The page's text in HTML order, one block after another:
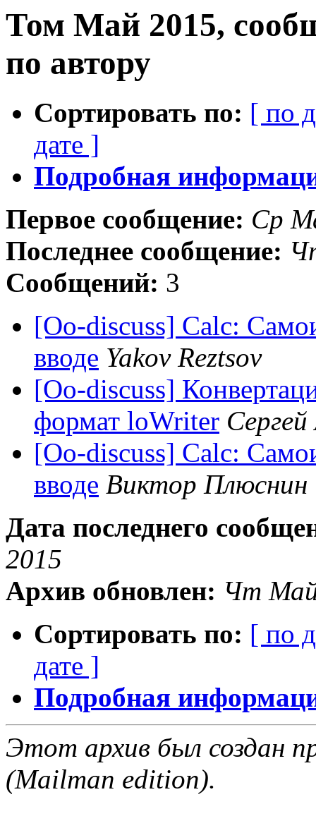
Том Май 2015,
по автору
Сортировать по: [ по
дате ]
Подробная
Первое сообщение: Ср
Последнее сообщение:
Сообщений: 3
[Oo-discuss] Calc:
вводе Yakov Reztsov
[Oo-discuss]
формат loWriter
[Oo-discuss] Calc:
вводе Виктор Плюснин
Дата последнего
2015
Архив обновлен: Чт Май
Сортировать по: [ по
дате ]
Подробная
Этот архив был создан
(Mailman edition).